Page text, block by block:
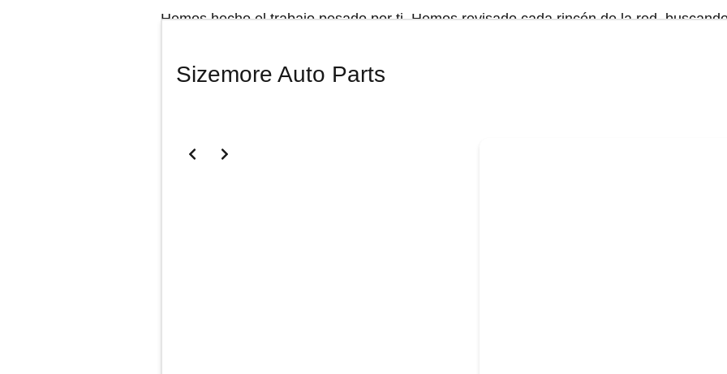
Hemos hecho el trabajo pesado por ti. Hemos revisado cada rincón de la red,
✅Utilizamos un algoritmo que analiza toda la red y compara la cantidad con la calidad
Sizemore Auto Parts